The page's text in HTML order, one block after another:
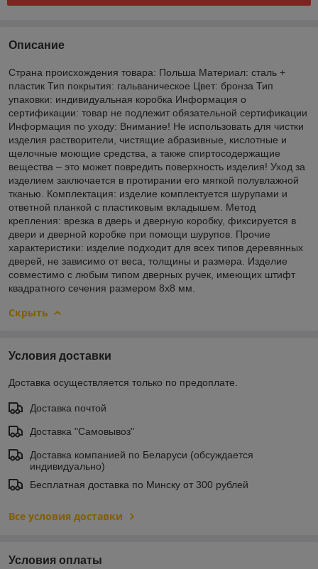
Описание
Страна происхождения товара: Польша Материал: сталь +
пластик Тип покрытия: гальваническое Цвет: бронза Тип
упаковки: индивидуальная коробка Информация о
сертификации: товар не подлежит обязательной сертификации
Информация по уходу: Внимание! Не использовать для чистки
изделия растворители, чистящие абразивные, кислотные и
щелочные моющие средства, а также спиртосодержащие
вещества – это может повредить поверхность изделия! Уход за
изделием заключается в протирании его мягкой полувлажной
тканью. Комплектация: изделие комплектуется шурупами и
ответной планкой с пластиковым вкладышем. Метод
крепления: врезка в дверь и дверную коробку, фиксируется в
двери и дверной коробке при помощи шурупов. Прочие
характеристики: изделие подходит для всех типов деревянных
дверей, не зависимо от веса, толщины и размера. Изделие
совместимо с любым типом дверных ручек, имеющих штифт
квадратного сечения размером 8х8 мм.
Скрыть
Условия доставки
Доставка осуществляется только по предоплате.
Доставка почтой
Доставка "Самовывоз"
Доставка компанией по Беларуси (обсуждается
индивидуально)
Бесплатная доставка по Минску от 300 рублей
Все условия доставки
Условия оплаты